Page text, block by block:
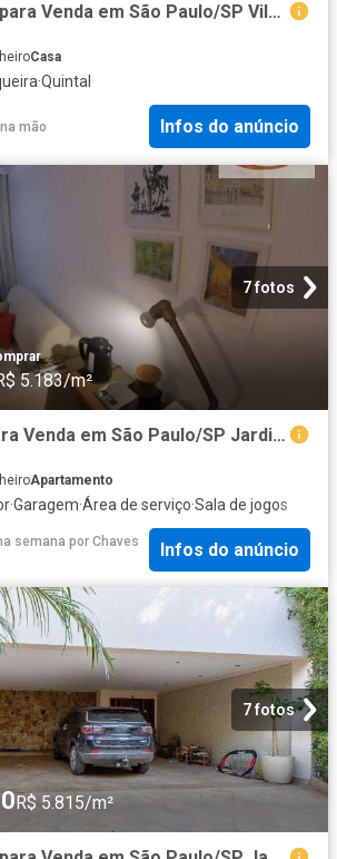
Casa / Sobrado para Venda em São Paulo/SP Vila Prudente 2 Quartos
Casa
·Quintal
mão Infos do anúncio
7 fotos
5.183/m²
Apartamento para Venda em São Paulo/SP Jardim Vergueiro Sacomã 2 Quartos
Apartamento
·Garagem·Área de serviço·Sala de jogos
semana por Chaves
Infos do anúncio
7 fotos
R$ 5.815/m²